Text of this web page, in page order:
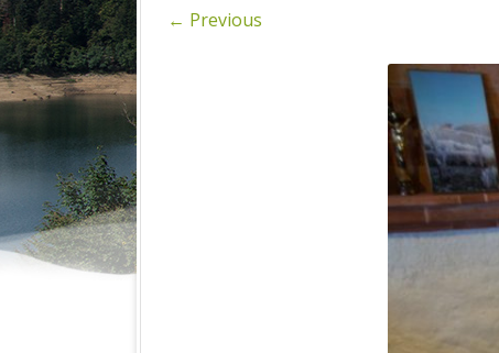
← Previous